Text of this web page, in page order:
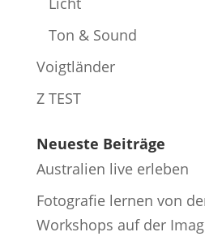
Ton & Sound
Voigtländer
Z TEST
Neueste Beiträge
Australien live erleben
Fotografie lernen von
Workshops auf der